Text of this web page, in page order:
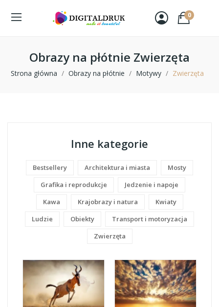
0
Obrazy na płótnie Zwierzęta
Strona główna Obrazy na płótnie Motywy Zwierzęta
Inne kategorie
Bestsellery Architektura i miasta
Mosty
Grafika i reprodukcje
Jedzenie i napoje
Kawa
Krajobrazy i natura
Kwiaty
Ludzie
Obiekty
Transport i motoryzacja
Zwierzęta